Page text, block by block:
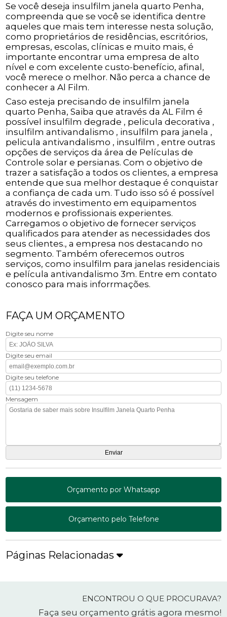
Se você deseja insulfilm janela quarto Penha,
compreenda que se você se identifica dentre
aqueles que mais tem interesse nesta solução,
como proprietários de residências, escritórios,
empresas, escolas, clínicas e muito mais, é
importante encontrar uma empresa de alto
nível e com excelente custo-benefício, afinal,
você merece o melhor. Não perca a chance de
conhecer a Al Film.
Caso esteja precisando de insulfilm janela
quarto Penha, Saiba que através da AL Film é
possível insulfilm degrade , pelicula decorativa ,
insulfilm antivandalismo , insulfilm para janela ,
pelicula antivandalismo , insulfilm , entre outras
opções de serviços da área de Películas de
Controle solar e persianas. Com o objetivo de
trazer a satisfação a todos os clientes, a empresa
entende que sua melhor destaque é conquistar
a confiança de cada um. Tudo isso só é possível
através do investimento em equipamentos
modernos e profissionais experientes.
Carregamos o objetivo de fornecer serviços
qualificados para atender as necessidades dos
seus clientes., a empresa nos destacando no
segmento. Também oferecemos outros
serviços, como insulfilm para janelas residenciais
e película antivandalismo 3m. Entre em contato
conosco para mais inforrmações.
FAÇA UM ORÇAMENTO
Digite seu nome
Digite seu email
Digite seu telefone
Mensagem
Orçamento por Whatsapp
Orçamento pelo Telefone
Páginas Relacionadas
ENCONTROU O QUE PROCURAVA?
Faça seu orçamento grátis agora mesmo!